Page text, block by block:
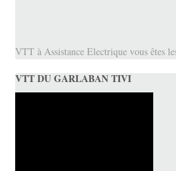
VTT à Assistance Electrique vous êtes
VTT DU GARLABAN TIVI